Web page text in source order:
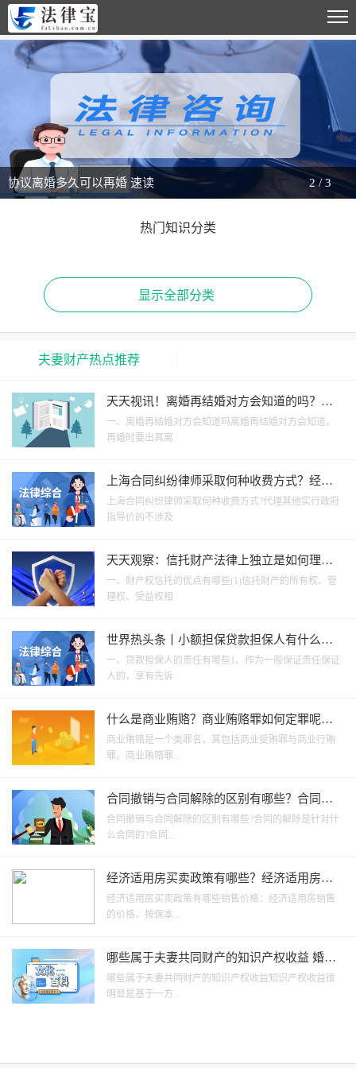
协议离婚多久可以再婚 速读 2/3
热门知识分类
显示全部分类
夫妻财产热点推荐
天天视讯！离婚再结婚对方会知道的吗？离
婚判决是办理再婚手续的吗？
一、离婚再结婚对方会知道吗离婚再结婚对方会知道。
再婚时要出具离
上海合同纠纷律师采取何种收费方式？经济
纠纷律师采取何种收费方式？
上海合同纠纷律师采取何种收费方式?代理其他实行政府
指导价的不涉及
天天观察：信托财产法律上独立是如何理解
的？财产权信托的优点有什么？
一、财产权信托的优点有哪些(1)信托财产的所有权、管
理权、受益权相
世界热头条丨小额担保贷款担保人有什么责
任？保证合同应当有哪些内容？
一、贷款担保人的责任有哪些1、作为一般保证责任保证
人的，享有先诉
什么是商业贿赂？商业贿赂罪如何定罪呢？
商业贿赂罪的构成要件是什么呢？
商业贿赂是一个类罪名，其包括商业受贿罪与商业行贿
罪。商业贿赂罪...
合同撤销与合同解除的区别有哪些？合同的
解除是针对什么合同的？
合同撤销与合同解除的区别有哪些?合同的解除是针对什
么合同的?合同...
经济适用房买卖政策有哪些？经济适用房存
在哪些问题？
经济适用房买卖政策有哪些销售价格：经济适用房销售
的价格，按保本...
哪些属于夫妻共同财产的知识产权收益 婚前
财产收益属夫妻共同财产吗？
哪些属于夫妻共同财产的知识产权收益知识产权收益很
明显是基于一方...